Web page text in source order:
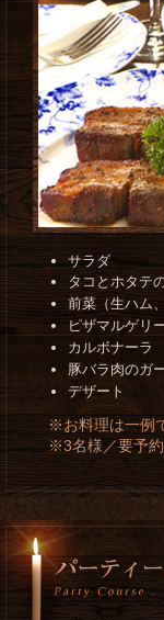
サラダ
タコとホタテ
前菜（生ハム
ピザマルゲリ
カルボナーラ
豚バラ肉のガ
デザート
※お料理は一例
※3名様／要予約